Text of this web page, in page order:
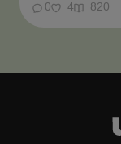
роботи. Через
порядку
0 4 820